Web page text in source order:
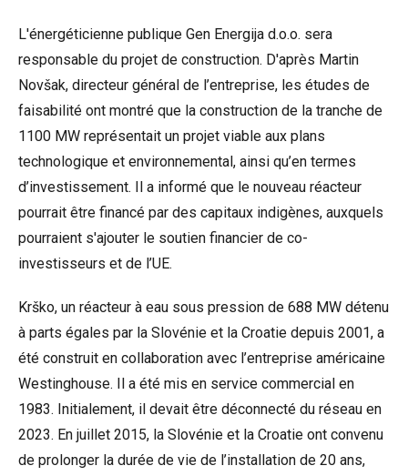
L'énergéticienne publique Gen Energija d.o.o. sera
responsable du projet de construction. D'après Martin
Novšak, directeur général de l’entreprise, les études de
faisabilité ont montré que la construction de la tranche de
1100 MW représentait un projet viable aux plans
technologique et environnemental, ainsi qu’en termes
d’investissement. Il a informé que le nouveau réacteur
pourrait être financé par des capitaux indigènes, auxquels
pourraient s'ajouter le soutien financier de co-
investisseurs et de l’UE.
Krško, un réacteur à eau sous pression de 688 MW détenu
à parts égales par la Slovénie et la Croatie depuis 2001, a
été construit en collaboration avec l’entreprise américaine
Westinghouse. Il a été mis en service commercial en
1983. Initialement, il devait être déconnecté du réseau en
2023. En juillet 2015, la Slovénie et la Croatie ont convenu
de prolonger la durée de vie de l’installation de 20 ans,